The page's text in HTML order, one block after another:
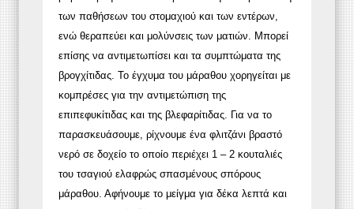
των παθήσεων του στομαχιού και των εντέρων,
ενώ θεραπεύει και μολύνσεις των ματιών. Μπορεί
επίσης να αντιμετωπίσει και τα συμπτώματα της
βρογχίτιδας. Το έγχυμα του μάραθου χορηγείται με
κομπρέσες για την αντιμετώπιση της
επιπεφυκίτιδας και της βλεφαρίτιδας. Για να το
παρασκευάσουμε, ρίχνουμε ένα φλιτζάνι βραστό
νερό σε δοχείο το οποίο περιέχει 1 – 2 κουταλιές
του τσαγιού ελαφρώς σπασμένους σπόρους
μάραθου. Αφήνουμε το μείγμα για δέκα λεπτά και